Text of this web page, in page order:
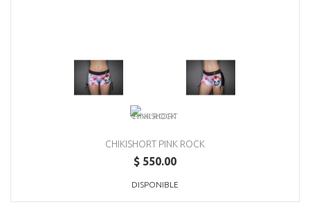
CHIKISHORT PINK ROCK
$ 550.00
DISPONIBLE